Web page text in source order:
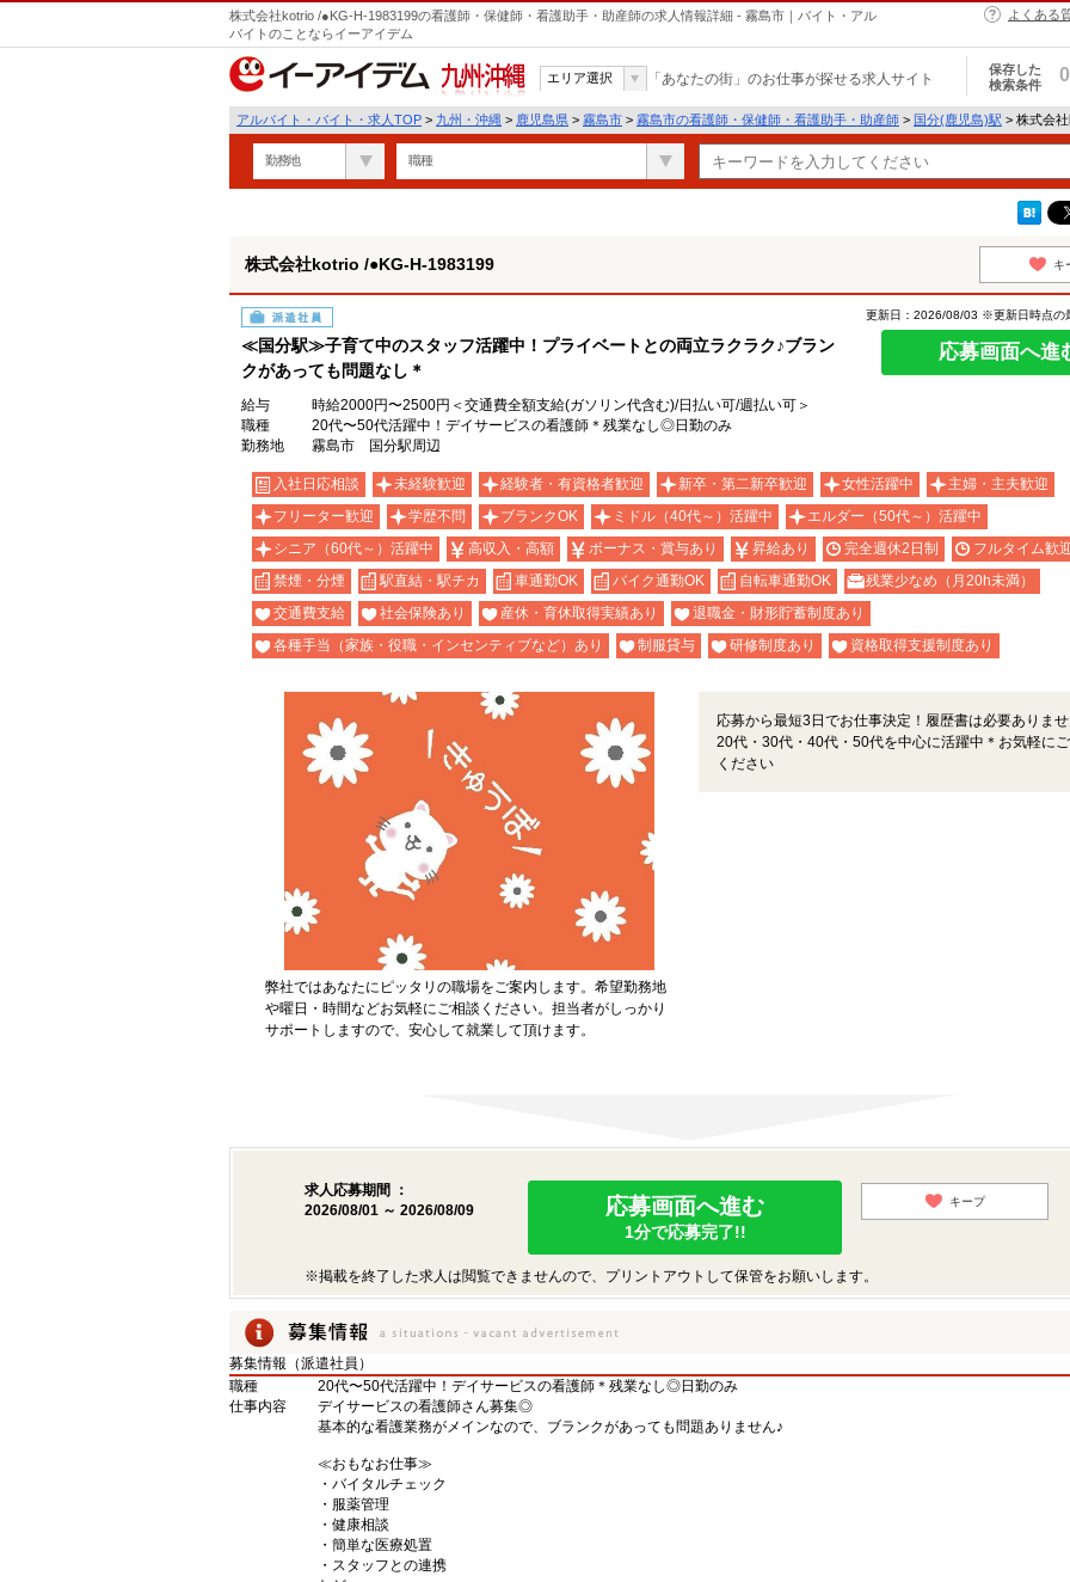
株式会社kotrio /●KG-H-1983199の看護師・保健師・看護助手・助産師の求人情報詳細 - 霧島市｜バイト・アル
バイトのことならイーアイデム
よくある
九州・沖縄
エリア選択 「あなたの街」のお仕事が探せる求人サイト
保存した
検索条件
0
アルバイト・バイト・求人TOP > 九州・沖縄 > 鹿児島県 > 霧島市 > 霧島市の看護師・保健師・看護助手・助産師 > 国分(鹿児島)駅 > 株式会
勤務地 職種
株式会社kotrio /●KG-H-1983199 キ
派遣社員
≪国分駅≫子育て中のスタッフ活躍中！プライベートとの両立ラクラク♪ブラン
クがあっても問題なし＊
更新日：2026/08/03 ※更新日時点の
応募画面へ進
給与
時給2000円〜2500円＜交通費全額支給(ガソリン代含む)/日払い可/週払い可＞
職種
20代〜50代活躍中！デイサービスの看護師＊残業なし◎日勤のみ
勤務地
霧島市 国分駅周辺
入社日応相談 未経験歓迎 経験者・有資格者歓迎 新卒・第二新卒歓迎 女性活躍中
主婦・主夫歓迎
フリーター歓迎
学歴不問 ブランクOK ミドル（40代～）活躍中
エルダー（50代～）活躍中
シニア（60代～）活躍中
高収入・高額 ボーナス・賞与あり 昇給あり 完全週休2日制
フルタイム歓
禁煙・分煙
駅直結・駅チカ 車通勤OK バイク通勤OK 自転車通勤OK
残業少なめ（月20h未満）
交通費支給
社会保険あり 産休・育休取得実績あり
退職金・財形貯蓄制度あり
各種手当（家族・役職・インセンティブなど）あり
制服貸与 研修制度あり 資格取得支援制度あり
弊社ではあなたにピッタリの職場をご案内します。希望勤務地
や曜日・時間などお気軽にご相談ください。担当者がしっかり
サポートしますので、安心して就業して頂けます。
応募から最短3日でお仕事決定！履歴書は必要ありませ
20代・30代・40代・50代を中心に活躍中＊お気軽に
ください
求人応募期間 ：
2026/08/01 ～ 2026/08/09
応募画面へ進む
1分で応募完了!!
キープ
※掲載を終了した求人は閲覧できませんので、プリントアウトして保管をお願いします。
募集情報（派遣社員）
職種
20代〜50代活躍中！デイサービスの看護師＊残業なし◎日勤のみ
仕事内容
デイサービスの看護師さん募集◎
基本的な看護業務がメインなので、ブランクがあっても問題ありません♪
≪おもなお仕事≫
・バイタルチェック
・服薬管理
・健康相談
・簡単な医療処置
・スタッフとの連携